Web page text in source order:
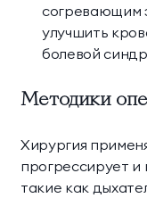
согревающим
улучшить
болевой
Методики
Хирургия
прогрессирует
такие как